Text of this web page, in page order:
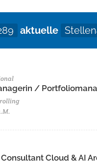
aktuelle
/
Consultant Cloud & AI